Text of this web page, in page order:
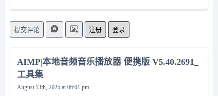
提交评论 注册 登录
AIMP|本地音频音乐播放器 便携版 V5.40.2691_
工具集
August 13th, 2025 at 06:01 pm